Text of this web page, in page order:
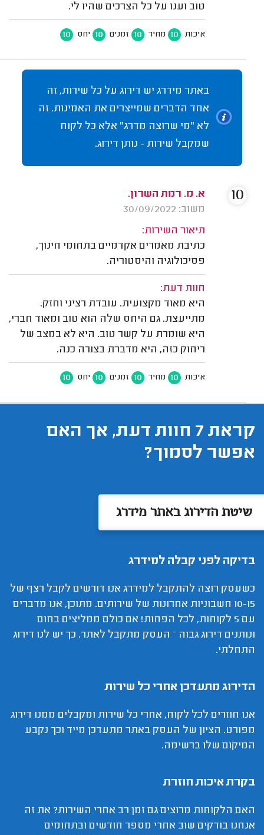
טוב וענו על כל הצרכים שהיו לי.
איכות 10 מחיר 10 זמנים 10 יחס 10
באתר מידרג יש דירוג על כל שירות, זה
אחד הדברים שמייצרים את האמינות. זה
לא "מי שרוצה מדרג" אלא כל לקוח
שמקבל שירות - נותן דירוג.
א. מ. רמת השרון.
משוב: 30/09/2022
תיאור השירות:
כתיבת מאמרים אקדמיים בתחומי חינוך,
פסיכולוגיה והיסטוריה.
חוות דעת:
היא מאוד מקצועית. עובדת רציני וחזק.
מתייעצת. גם היחס שלה הוא טוב ומאוד חברי,
היא שומרת על קשר טוב. היא לא במצב של
ריחוק כזה, היא מדברת בצורה כנה.
איכות 10 מחיר 10 זמנים 10 יחס 10
10
קראת 7 חוות דעת, אך האם
אפשר לסמוך?
שיטת הדירוג באתר מידרג
בדיקה לפני קבלה למידרג
כשעסק רוצה להתקבל למידרג אנו דורשים לקבל רצף של
10-15 חשבוניות אחרונות של שירותים. מתוכן, אנו מדברים
עם 5 לקוחות, לכל הפחות! אם כולם ממליצים בחום
ונותנים דירוג גבוה – העסק מתקבל לאתר. כך יש לנו דירוג
התחלתי.
הדירוג מתעדכן אחרי כל שירות
אנו חוזרים לכל לקוח, אחרי כל שירות ומקבלים ממנו דירוג
מפורט. הציון של העסק באתר מתעדכן מייד וכך נקבע
המיקום שלו ברשימה.
בקרת איכות חוזרת
האם הלקוחות מרוצים גם זמן רב אחרי השירות? את זה
אנחנו בודקים שוב אחרי מספר חודשים ובתחומים